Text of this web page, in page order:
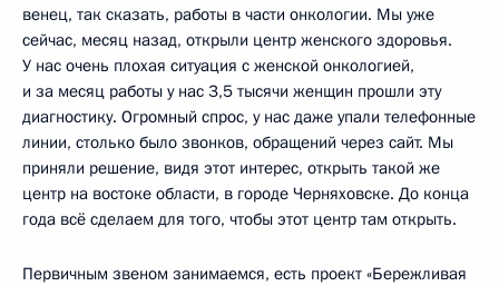
венец, так сказать, работы в части онкологии. Мы уже
сейчас, месяц назад, открыли центр женского здоровья.
У нас очень плохая ситуация с женской онкологией,
и за месяц работы у нас 3,5 тысячи женщин прошли эту
диагностику. Огромный спрос, у нас даже упали телефонные
линии, столько было звонков, обращений через сайт. Мы
приняли решение, видя этот интерес, открыть такой же
центр на востоке области, в городе Черняховске. До конца
года всё сделаем для того, чтобы этот центр там открыть.
Первичным звеном занимаемся, есть проект «Бережливая